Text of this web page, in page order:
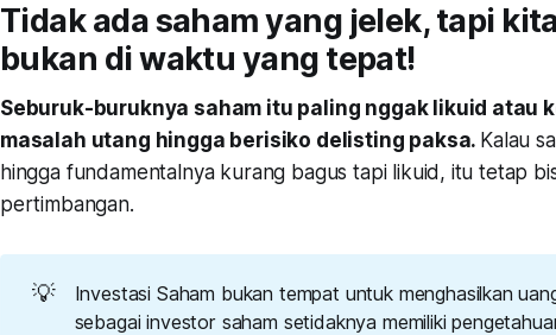
Tidak ada saham yang jelek, tapi
bukan di waktu yang tepat!
Seburuk-buruknya saham itu paling nggak likuid atau
masalah utang hingga berisiko delisting paksa. Kalau
hingga fundamentalnya kurang bagus tapi likuid, itu tetap
pertimbangan.
💡 Investasi Saham bukan tempat untuk menghasilkan
sebagai investor saham setidaknya memiliki